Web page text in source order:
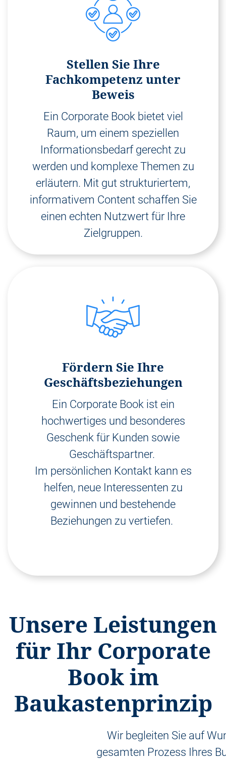
Stellen Sie Ihre
Fachkompetenz unter
Beweis
Ein Corporate Book bietet viel
Raum, um einem speziellen
Informationsbedarf gerecht zu
werden und komplexe Themen zu
erläutern. Mit gut strukturiertem,
informativem Content schaffen Sie
einen echten Nutzwert für Ihre
Zielgruppen.
Fördern Sie Ihre
Geschäftsbeziehungen
Ein Corporate Book ist ein
hochwertiges und besonderes
Geschenk für Kunden sowie
Geschäftspartner.
Im persönlichen Kontakt kann es
helfen, neue Interessenten zu
gewinnen und bestehende
Beziehungen zu vertiefen.
Unsere Leistungen
für Ihr Corporate
Book im
Baukastenprinzip
Wir begleiten Sie auf
gesamten Prozess Ihres